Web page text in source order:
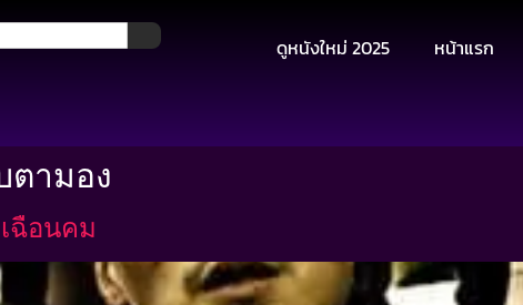
ดูหนังใหม่ 2025 หน้าแรก
ตามอง
ฉือนคม